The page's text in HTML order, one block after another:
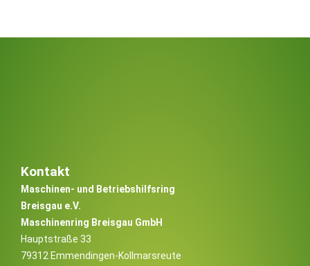
Kontakt
Maschinen- und Betriebshilfsring
Breisgau e.V.
Maschinenring Breisgau GmbH
Hauptstraße 33
79312 Emmendingen-Kollmarsreute